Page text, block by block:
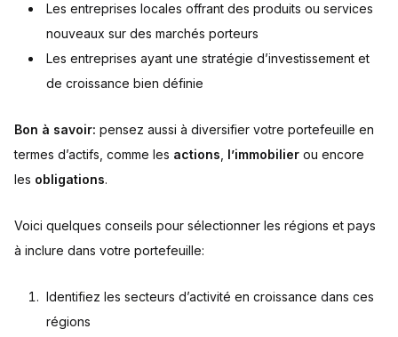
Les entreprises locales offrant des produits ou services
nouveaux sur des marchés porteurs
Les entreprises ayant une stratégie d’investissement et
de croissance bien définie
Bon à savoir: pensez aussi à diversifier votre portefeuille en
termes d’actifs, comme les actions l’immobilier ou encore
les obligations.
Voici quelques conseils pour sélectionner les régions et pays
à inclure dans votre portefeuille:
Identifiez les secteurs d’activité en croissance dans ces
régions